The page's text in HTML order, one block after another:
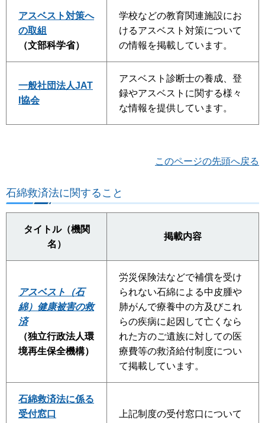
アスベスト対策へ
の取組
（文部科学省）
学校などの教育関連施設にお
けるアスベスト対策について
の情報を掲載しています。
一般社団法人JAT
I協会
アスベスト診断士の養成、登
録やアスベストに関する様々
な情報を提供しています。
このページの先頭へ戻る
石綿救済法に関すること
タイトル（機関
名）
掲載内容
アスベスト（石
綿）健康被害の救
済
（独立行政法人環
境再生保全機構）
労災保険法などで補償を受け
られない石綿による中皮腫や
肺がんで療養中の方及びこれ
らの疾病に起因して亡くなら
れた方のご遺族に対しての医
療費等の救済給付制度につい
て掲載しています。
石綿救済法に係る
受付窓口
上記制度の受付窓口について